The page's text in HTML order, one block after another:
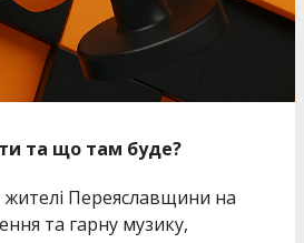
та що там буде?
жителі Переяславщини на
та гарну музику,